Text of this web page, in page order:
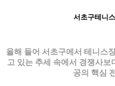
서초구테니
올해 들어 서초구에서 테니스
고 있는 추세 속에서 경쟁사보
공의 핵심